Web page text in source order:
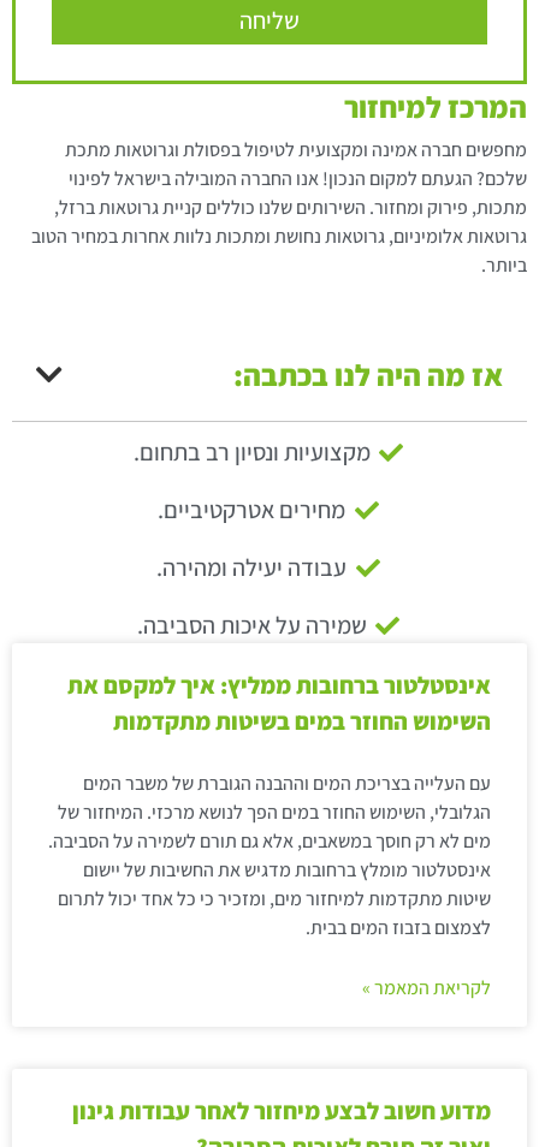
שליחה
המרכז למיחזור
מחפשים חברה אמינה ומקצועית לטיפול בפסולת וגרוטאות מתכת
שלכם? הגעתם למקום הנכון! אנו החברה המובילה בישראל לפינוי
מתכות, פירוק ומחזור. השירותים שלנו כוללים קניית גרוטאות ברזל,
גרוטאות אלומיניום, גרוטאות נחושת ומתכות נלוות אחרות במחיר הטוב
ביותר.
אז מה היה לנו בכתבה:
מקצועיות ונסיון רב בתחום.
מחירים אטרקטיביים.
עבודה יעילה ומהירה.
שמירה על איכות הסביבה.
אינסטלטור ברחובות ממליץ: איך למקסם את
השימוש החוזר במים בשיטות מתקדמות
עם העלייה בצריכת המים וההבנה הגוברת של משבר המים
הגלובלי, השימוש החוזר במים הפך לנושא מרכזי. המיחזור של
מים לא רק חוסך במשאבים, אלא גם תורם לשמירה על הסביבה.
אינסטלטור מומלץ ברחובות מדגיש את החשיבות של יישום
שיטות מתקדמות למיחזור מים, ומזכיר כי כל אחד יכול לתרום
לצמצום בזבוז המים בבית.
לקריאת המאמר »
מדוע חשוב לבצע מיחזור לאחר עבודות גינון